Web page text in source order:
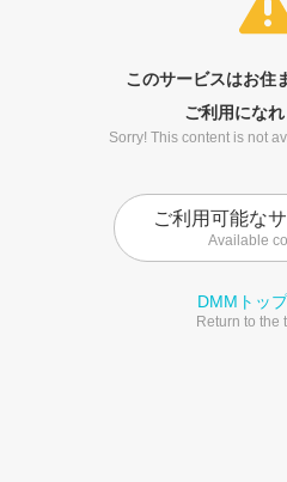
このサービスはお住
ご利用になれ
Sorry! This content is not
ご利用可能な
Available
DMMトッ
Return to the